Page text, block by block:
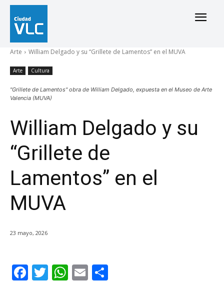
Arte William Delgado y su “Grillete de Lamentos” en el MUVA
Arte Cultura
"Grillete de Lamentos" obra de William Delgado, expuesta en el Museo de Arte
Valencia (MUVA)
William Delgado y su
“Grillete de
Lamentos” en el
MUVA
23 mayo, 2026
F
T
W E